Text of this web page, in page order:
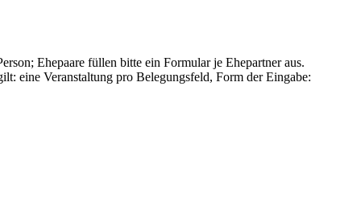
Ehepaare füllen bitte ein Formular je Ehepartner aus.
eine Veranstaltung pro Belegungsfeld, Form der Eingabe: